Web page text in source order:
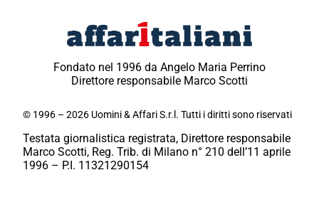
Fondato nel 1996 da Angelo Maria Perrino
Direttore responsabile Marco Scotti
© 1996 – 2026 Uomini & Affari S.r.l. Tutti i diritti sono riservati
Testata giornalistica registrata, Direttore responsabile
Marco Scotti, Reg. Trib. di Milano n° 210 dell’11 aprile
1996 – P.I. 11321290154